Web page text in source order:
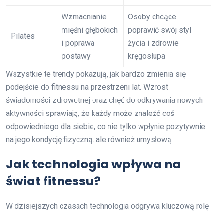
Pilates
Wzmacnianie
mięśni głębokich
i poprawa
postawy
Osoby chcące
poprawić swój styl
życia i zdrowie
kręgosłupa
Wszystkie te trendy pokazują, jak bardzo zmienia się
podejście do fitnessu na przestrzeni lat. Wzrost
świadomości zdrowotnej oraz chęć do odkrywania nowych
aktywności sprawiają, że każdy może znaleźć coś
odpowiedniego dla siebie, co nie tylko wpłynie pozytywnie
na jego kondycję fizyczną, ale również umysłową.
Jak technologia wpływa na
świat fitnessu?
W dzisiejszych czasach technologia odgrywa kluczową rolę